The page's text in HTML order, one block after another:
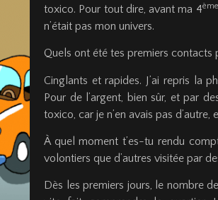
toxico. Pour tout dire, avant ma 4ème
n’était pas mon univers.
Quels ont été tes premiers contacts
Cinglants et rapides. J’ai repris la
Pour de l’argent, bien sûr, et par
toxico, car je n’en avais pas
À quel moment t’es-tu rendu
volontiers que d’autres visitée par
Dès les premiers jours, le nombre de